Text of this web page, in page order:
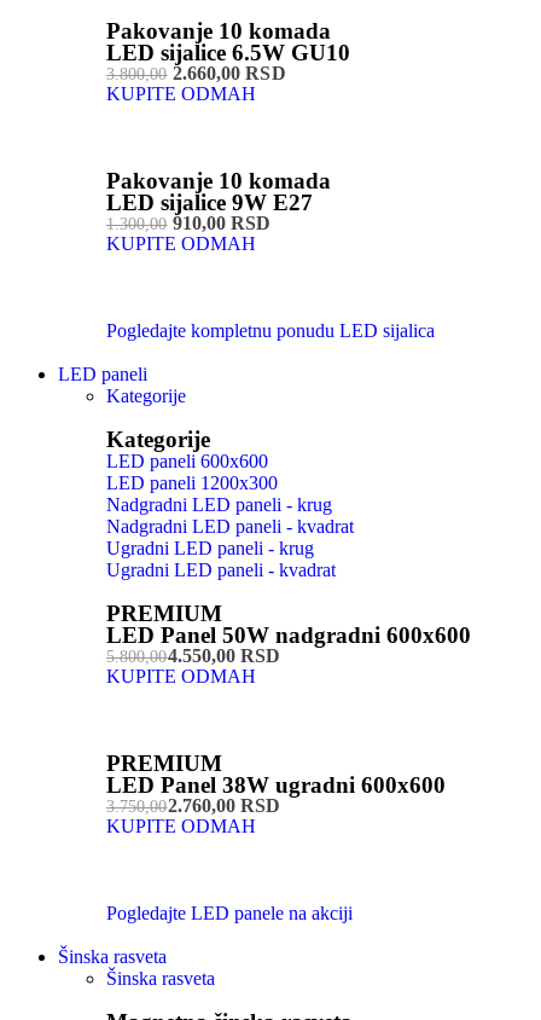
Pakovanje 10 komada
LED sijalice 6.5W GU10
3.800,002.660,00 RSD
KUPITE ODMAH
Pakovanje 10 komada
LED sijalice 9W E27
1.300,00910,00 RSD
KUPITE ODMAH
Pogledajte kompletnu ponudu LED sijalica
LED paneli
Kategorije
Kategorije
LED paneli 600x600
LED paneli 1200x300
Nadgradni LED paneli - krug
Nadgradni LED paneli - kvadrat
Ugradni LED paneli - krug
Ugradni LED paneli - kvadrat
PREMIUM
LED Panel 50W nadgradni 600x600
5.800,004.550,00 RSD
KUPITE ODMAH
PREMIUM
LED Panel 38W ugradni 600x600
3.750,002.760,00 RSD
KUPITE ODMAH
Pogledajte LED panele na akciji
Šinska rasveta
Šinska rasveta